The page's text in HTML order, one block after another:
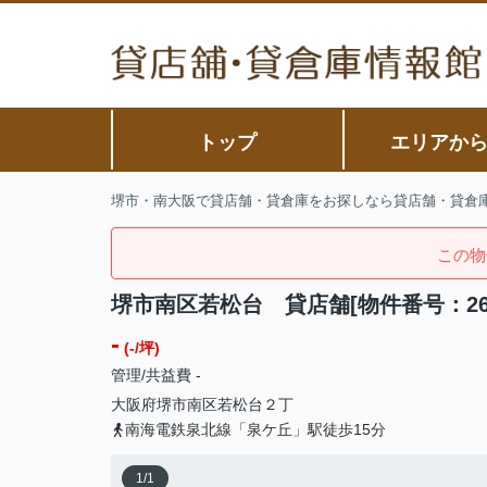
トップ エリアか
堺市・南大阪で貸店舗・貸倉庫をお探しなら貸店舗・貸倉
この
堺市南区若松台 貸店舗[物件番号：
- (-/坪)
管理/共益費 -
大阪府堺市南区若松台 ２丁
南海電鉄泉北線「泉ケ丘」駅徒歩15分
1/1